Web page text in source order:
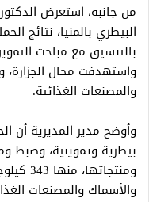
من جانبه، استعرض
البيطري بالمنيا، نتائج
بالتنسيق مع مباحث
واستهدفت محال الجزارة،
والمصنعات الغذائية.
والأسماك والمصنعات